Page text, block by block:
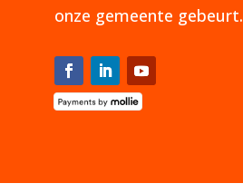
onze gemeente gebeurt.